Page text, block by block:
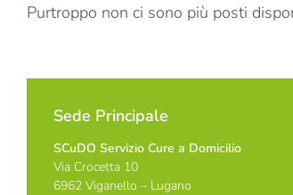
Purtroppo non ci sono più posti
Sede Principale
SCuDO Servizio Cure a Domicilio
Via Crocetta 10
6962 Viganello – Lugano